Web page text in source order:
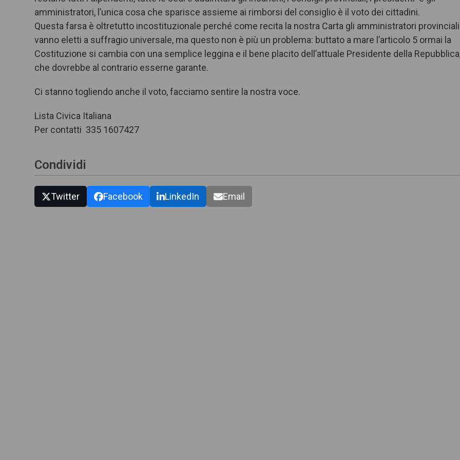
amministratori, l’unica cosa che sparisce assieme ai rimborsi del consiglio è il voto dei cittadini.
Questa farsa è oltretutto incostituzionale perché come recita la nostra Carta gli amministratori provinciali
vanno eletti a suffragio universale, ma questo non è più un problema: buttato a mare l’articolo 5 ormai la
Costituzione si cambia con una semplice leggina e il bene placito dell’attuale Presidente della
che dovrebbe al contrario esserne garante.
Ci stanno togliendo anche il voto, facciamo sentire la nostra voce.
Lista Civica Italiana
Per contatti 335 1607427
Condividi
Twitter Facebook LinkedIn Email